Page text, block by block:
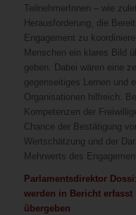
TeilnehmerInnen – wie
Herausforderung, die
Engagement zu
Menschen ein klares Bild
geben. Dabei wären eine
gegenseitiges Lernen und
Organisationen hilfreich.
Kompetenzen der
Chance der Bestätigung
Wertschätzung und der
Mehrwerts des
Parlamentsdirektor
werden in Bericht
übergeben